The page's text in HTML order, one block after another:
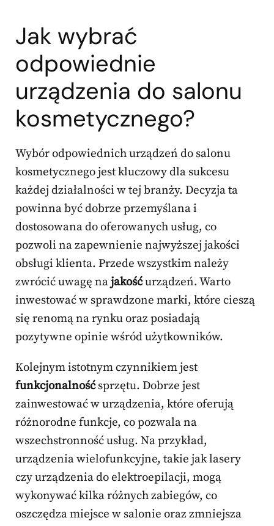
Jak wybrać
odpowiednie
urządzenia do salonu
kosmetycznego?
Wybór odpowiednich urządzeń do salonu
kosmetycznego jest kluczowy dla sukcesu
każdej działalności w tej branży. Decyzja ta
powinna być dobrze przemyślana i
dostosowana do oferowanych usług, co
pozwoli na zapewnienie najwyższej jakości
obsługi klienta. Przede wszystkim należy
zwrócić uwagę najakośćurządzeń. Warto
inwestować w sprawdzone marki, które cieszą
się renomą na rynku oraz posiadają
pozytywne opinie wśród użytkowników.
Kolejnym istotnym czynnikiem jest
funkcjonalnośćsprzętu. Dobrze jest
zainwestować w urządzenia, które oferują
różnorodne funkcje, co pozwala na
wszechstronność usług. Na przykład,
urządzenia wielofunkcyjne, takie jak lasery
czy urządzenia do elektroepilacji, mogą
wykonywać kilka różnych zabiegów, co
oszczędza miejsce w salonie oraz zmniejsza